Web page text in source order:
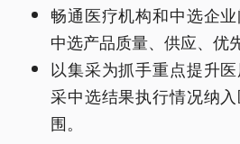
畅通医疗机构和中选企
中选产品质量、供应、优
以集采为抓手重点提升
采中选结果执行情况纳
围。